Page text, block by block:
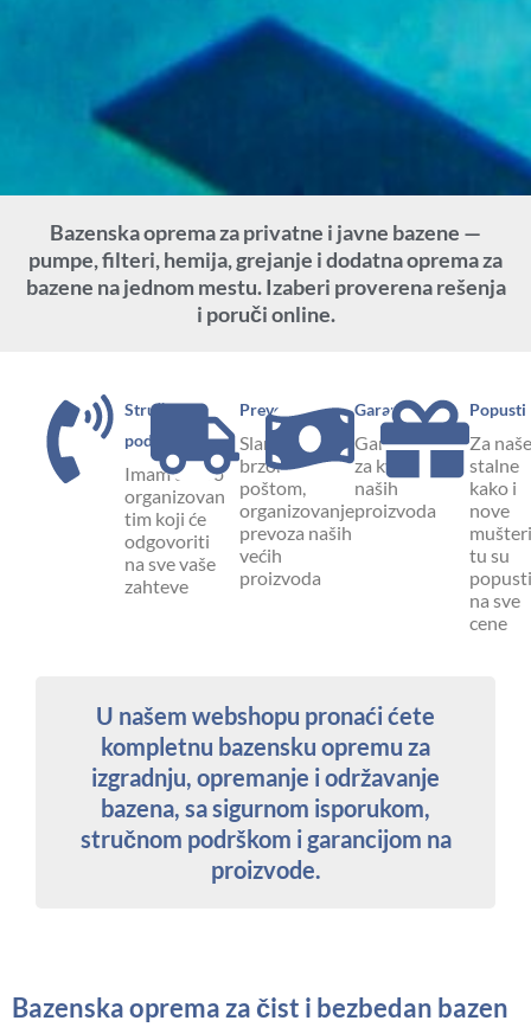
Bazenska oprema za privatne i javne bazene —
pumpe, filteri, hemija, grejanje i dodatna oprema za
bazene na jednom mestu. Izaberi proverena rešenja
i poruči online.
Stručna
podrška
Imam dobro
organizovan
tim koji će
odgovoriti
na sve vaše
zahteve
Prevoz
Slanje paketa
brzom
poštom,
organizovanje
prevoza naših
većih
proizvoda
Garancija
Garantujemo
za kvalitet
naših
proizvoda
Popusti
Za naše
stalne
kako i
nove
tu su
popusti
na sve
cene
U našem webshopu pronaći ćete
kompletnu bazensku opremu za
izgradnju, opremanje i održavanje
bazena, sa sigurnom isporukom,
stručnom podrškom i garancijom na
proizvode.
Bazenska oprema za čist i bezbedan bazen